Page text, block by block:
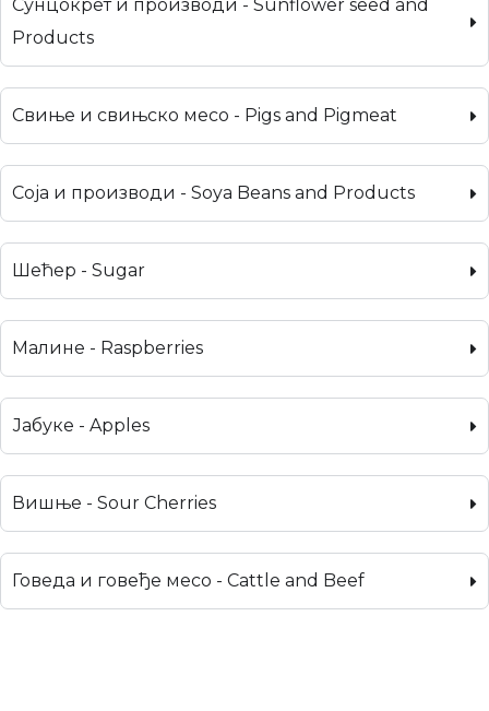
Сунцокрет и производи - Sunflower seed and
Products
Свиње и свињско месо - Pigs and Pigmeat
Соја и производи - Soya Beans and Products
Шећер - Sugar
Малине - Raspberries
Јабуке - Apples
Вишње - Sour Cherries
Говеда и говеђе месо - Cattle and Beef